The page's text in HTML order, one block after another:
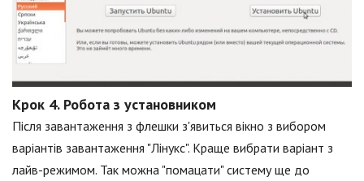
Крок 4. Робота з установником
Після завантаження з флешки з'явиться вікно з вибором
варіантів завантаження "Лінукс". Краще вибрати варіант з
лайв-режимом. Так можна "помацати" систему ще до